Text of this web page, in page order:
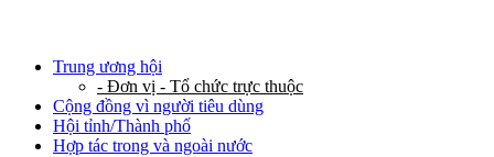
Trung ương hội
- Đơn vị - Tổ chức trực thuộc
Cộng đồng vì người tiêu dùng
Hội tỉnh/Thành phố
Hợp tác trong và ngoài nước